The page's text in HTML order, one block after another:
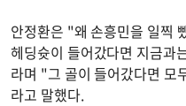
안정환은 "왜 손흥민을 일찍
헤딩슛이 들어갔다면 지금과
라며 "그 골이 들어갔다면 모
라고 말했다.